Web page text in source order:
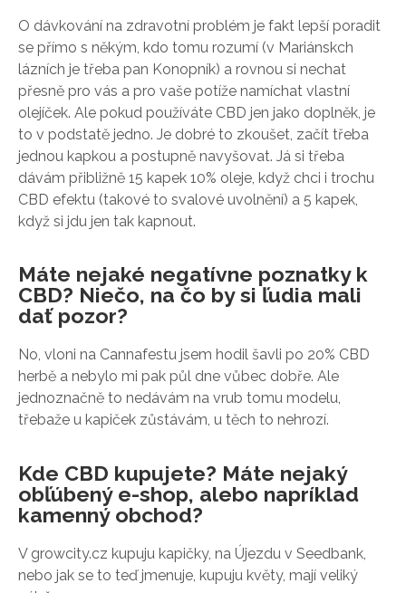
O dávkování na zdravotní problém je fakt lepší poradit
se přímo s někým, kdo tomu rozumí (v Mariánskch
lázních je třeba pan Konopník) a rovnou si nechat
přesně pro vás a pro vaše potíže namíchat vlastní
olejíček. Ale pokud používáte CBD jen jako doplněk, je
to v podstatě jedno. Je dobré to zkoušet, začít třeba
jednou kapkou a postupně navyšovat. Já si třeba
dávám přibližně 15 kapek 10% oleje, když chci i trochu
CBD efektu (takové to svalové uvolnění) a 5 kapek,
když si jdu jen tak kapnout.
Máte nejaké negatívne poznatky k
CBD? Niečo, na čo by si ľudia mali
dať pozor?
No, vloni na Cannafestu jsem hodil šavli po 20% CBD
herbě a nebylo mi pak půl dne vůbec dobře. Ale
jednoznačně to nedávám na vrub tomu modelu,
třebaže u kapiček zůstávám, u těch to nehrozí.
Kde CBD kupujete? Máte nejaký
obľúbený e-shop, alebo napríklad
kamenný obchod?
V growcity.cz kupuju kapičky, na Újezdu v Seedbank,
nebo jak se to teď jmenuje, kupuju květy, mají veliký